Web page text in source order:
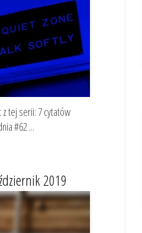
tej serii: 7 cytatów
#62 ...
2019